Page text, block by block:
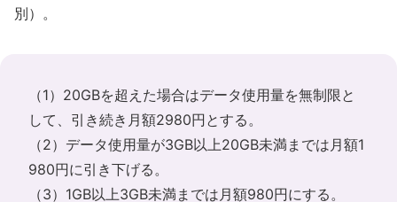
別）。
（1）20GBを超えた場合はデータ使用量を無制限と
して、引き続き月額2980円とする。
（2）データ使用量が3GB以上20GB未満までは月額1
980円に引き下げる。
（3）1GB以上3GB未満までは月額980円にする。